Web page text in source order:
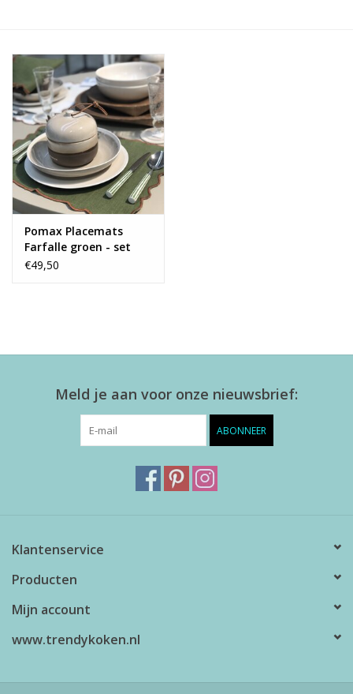
NIEUW!
Sale!
Kleuren
Pomax Placemats
Farfalle groen - set
van 4
€49,50
Meld je aan voor onze nieuwsbrief:
ABONNEER
Klantenservice
Producten
Mijn account
www.trendykoken.nl